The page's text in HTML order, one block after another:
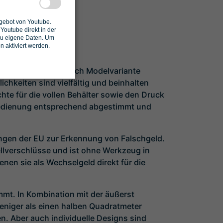
entwickelt. Je nach Modelvariante
sind vielfältig und beinhalten
für die vollen Behälter sowie den Druck
entsprechend abgestimmt und
der EU zur Erkennung von Falschgeld.
und ist ohne Werkzeug in
sie als Wechselgeld direkt für die
In Kombination mit der äußerst
als einen halben Quadratmeter
Aber auch individuelle Designs sind
von Youtube.
direkt in der
eigene Daten. Um
aktiviert werden.